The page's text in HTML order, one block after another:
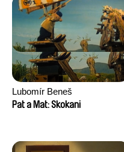
Lubomír Beneš
Pat a Mat: Skokani